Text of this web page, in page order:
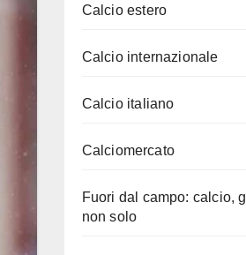
Calcio estero
Calcio internazionale
Calcio italiano
Calciomercato
Fuori dal campo: calcio,
non solo